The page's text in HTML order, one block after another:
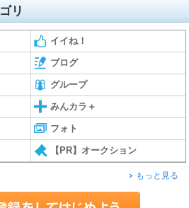
リ
イイね！
ブログ
グループ
みんカラ＋
フォト
【PR】オークション
もっと見る